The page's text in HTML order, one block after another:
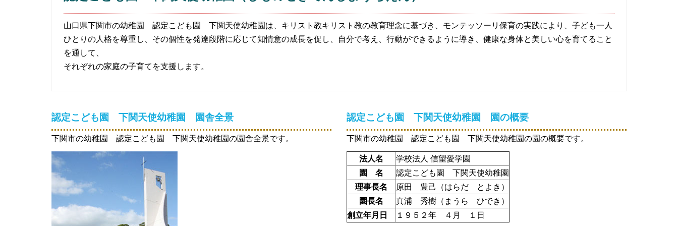
山口県下関市の幼稚園 認定こども園 下関天使幼稚園は、キリスト教キリスト教の教育理念に基づき、モンテッソーリ保育の実践により、子ども一人
ひとりの人格を尊重し、その個性を発達段階に応じて知情意の成長を促し、自分で考え、行動ができるように導き、健康な身体と美しい心を育てること
を通して、
それぞれの家庭の子育てを支援します。
認定こども園 下関天使幼稚園 園舎全景
下関市の幼稚園 認定こども園 下関天使幼稚園の園舎全景です。
認定こども園 下関天使幼稚園 園の概要
下関市の幼稚園 認定こども園 下関天使幼稚園の園の概要です。
法人名
学校法人 信望愛学園
園 名
認定こども園 下関天使幼稚園
理事長名
原田 豊己（はらだ とよき）
園長名
真浦 秀樹（まうら ひでき）
創立年月日
１９５２年 ４月 １日